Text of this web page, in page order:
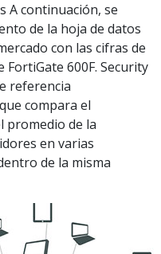
A continuación, se
de la hoja de datos
con las cifras de
600F. Security
referencia
compara el
promedio de la
en varias
de la misma